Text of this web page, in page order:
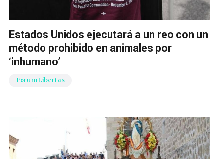
Estados Unidos ejecutará a un reo con un
método prohibido en animales por
‘inhumano’
ForumLibertas